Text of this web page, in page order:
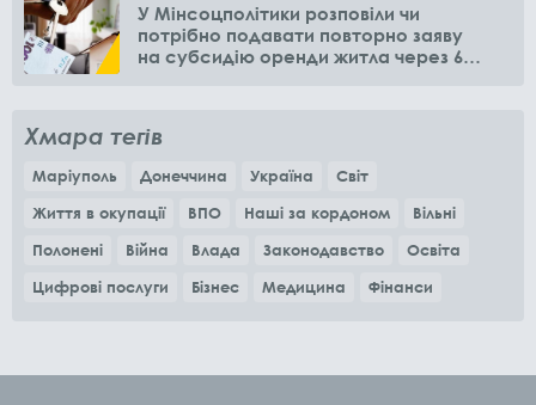
У Мінсоцполітики розповіли чи
потрібно подавати повторно заяву
на субсидію оренди житла через 6
Хмара тегів
Маріуполь Донеччина Україна
Світ
Життя в окупації
ВПО Наші за кордоном
Вільні
Полонені
Війна Влада Законодавство
Освіта
Цифрові послуги
Бізнес Медицина Фінанси